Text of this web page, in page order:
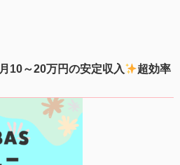
10～20万円の安定収入
超効率